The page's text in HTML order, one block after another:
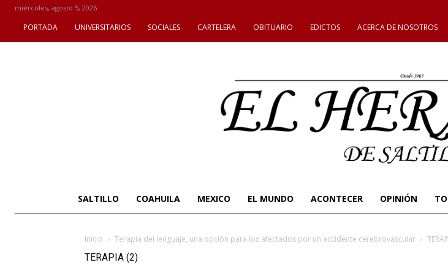
miércoles, agosto 5, 2026
PORTADA UNIVERSITARIOS SOCIALES CARTELERA OBITUARIO EDICTOS ACERCA DE NOSOTROS
SALTILLO COAHUILA MEXICO EL MUNDO ACONTECER OPINIÓN
Inicio Terapia del lenguaje, una opción para los afectados por un accidente cerebrovascular
TERAPIA (2)